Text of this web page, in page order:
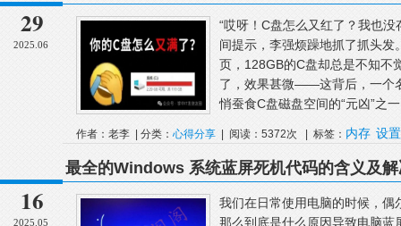
29
2025.06
“哎呀！C盘怎么又红了？我也
间提示，李强烦躁地抓了抓头
页，128GB的C盘却总是不知不
了，效果甚微——这背后，一个
悄蚕食C盘磁盘空间的“元凶”之
作者：老李 | 分类： 心得分享 | 阅读：5372次 | 标签： 内存 设置
16
2025.05
最全的Windows 系统蓝屏死机代码的含义及
我们在日常使用电脑的时候，
那么到底是什么原因导致电脑